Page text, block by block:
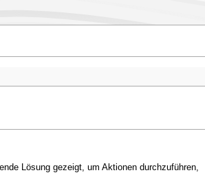
Lösung gezeigt, um Aktionen durchzuführen,